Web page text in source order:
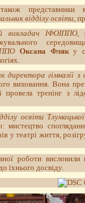
представники
відділу освіти,
викладач ІФОІППО,
Оксана Фляку
директора гімназії з
виховання. Вона
провела тренінг з
освіти
у театрі життя,
роботи висловили
їхнього досвіду.